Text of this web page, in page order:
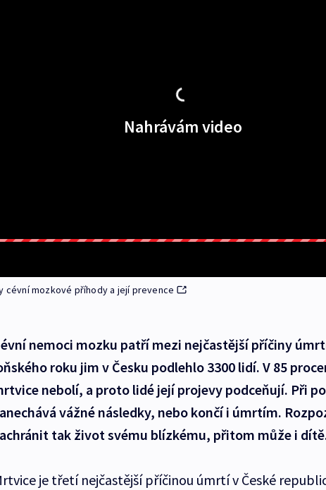
Nahrávám video
cévní mozkové příhody a její prevence
nemoci mozku patří mezi nejčastější příčiny
roku jim v Česku podlehlo 3300 lidí. V 85
nebolí, a proto lidé její projevy podceňují. Při
vážné následky, nebo končí i úmrtím.
tak život svému blízkému, přitom může i
je třetí nejčastější příčinou úmrtí v České